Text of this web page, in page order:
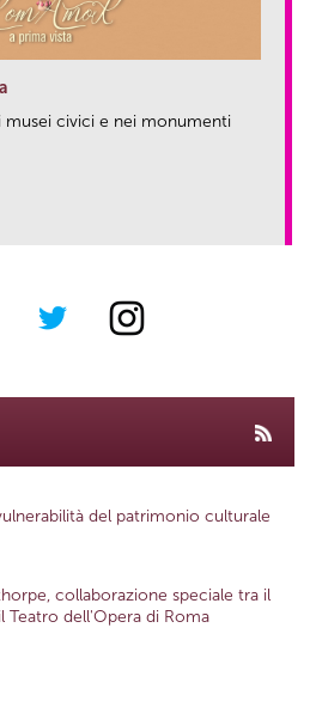
musei civici e nei monumenti
del patrimonio culturale
collaborazione speciale tra il
Teatro dell'Opera di Roma